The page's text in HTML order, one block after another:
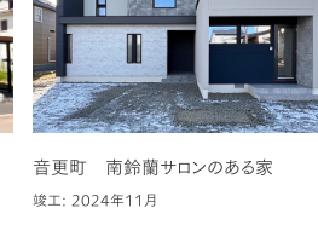
音更町 南鈴蘭サロンのある家
竣工: 2024年11月